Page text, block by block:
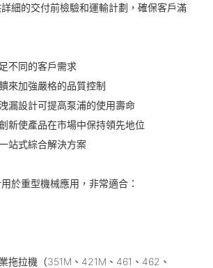
細的交付前檢驗和運輸計劃，確保客戶滿
不同的客戶需求
來加強嚴格的品質控制
漏設計可提高泵浦的使用壽命
新使產品在市場中保持領先地位
站式綜合解決方案
於重型機械應用，非常適合：
拖拉機（351M、421M、461、462、